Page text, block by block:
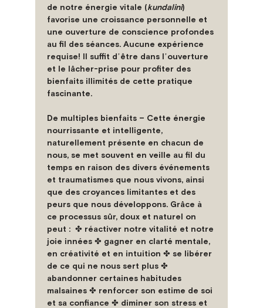
de notre énergie vitale (kundalini)
favorise une croissance personnelle et
une ouverture de conscience profondes
au fil des séances. Aucune expérience
requise! Il suffit dʼêtre dans lʼouverture
et le lâcher-prise pour profiter des
bienfaits illimités de cette pratique
fascinante.
De multiples bienfaits – Cette énergie
nourrissante et intelligente,
naturellement présente en chacun de
nous, se met souvent en veille au fil du
temps en raison des divers événements
et traumatismes que nous vivons, ainsi
que des croyances limitantes et des
peurs que nous développons. Grâce à
ce processus sûr, doux et naturel on
peut :  ✤ réactiver notre vitalité et notre
joie innées ✤ gagner en clarté mentale,
en créativité et en intuition ✤ se libérer
de ce qui ne nous sert plus ✤
abandonner certaines habitudes
malsaines ✤ renforcer son estime de soi
et sa confiance ✤ diminer son stress et